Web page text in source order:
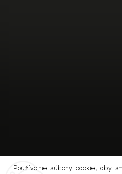
Používame súbory cookie, aby